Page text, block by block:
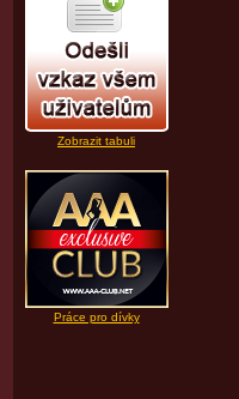
Zobrazit tabuli
Práce pro dívky